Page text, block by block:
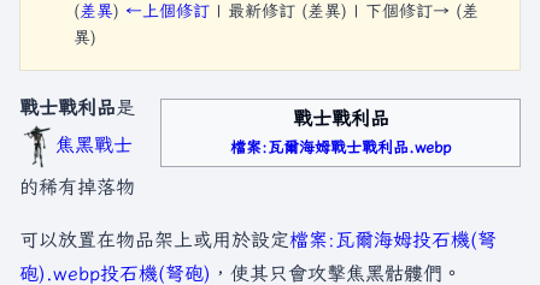
(差異) ←上個修訂 | 最新修訂 (差異) | 下個修訂→ (差
異)
戰士戰利品
檔案:瓦爾海姆戰士戰利品.webp
戰士戰利品是
焦黑戰士
的稀有掉落物
可以放置在物品架上或用於設定檔案:瓦爾海姆投石機(弩
砲).webp投石機(弩砲) ，使其只會攻擊焦黑骷髏們。